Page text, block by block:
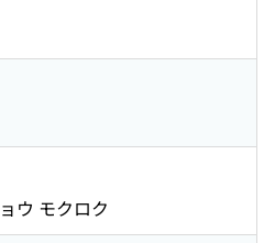
ウ モクロク